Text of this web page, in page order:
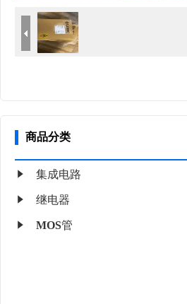
商品分类
集成电路
继电器
MOS管